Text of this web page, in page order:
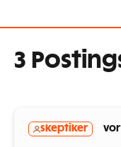
3
skeptiker vor